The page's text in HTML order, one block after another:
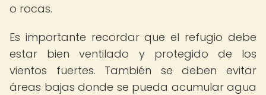
o rocas.
Es importante recordar que el refugio debe
estar bien ventilado y protegido de los
vientos fuertes. También se deben evitar
áreas bajas donde se pueda acumular agua